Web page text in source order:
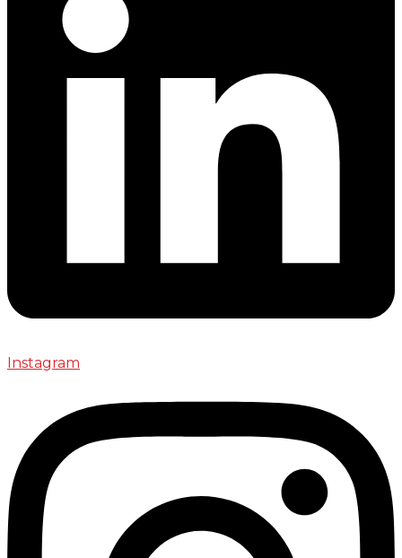
Instagram